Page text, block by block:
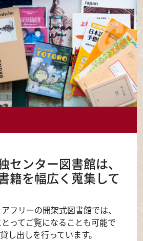
センター図書館は、
籍を幅広く蒐集して
フリーの開架式図書館では、
ってご覧になることも可能で
し出しを行っています。